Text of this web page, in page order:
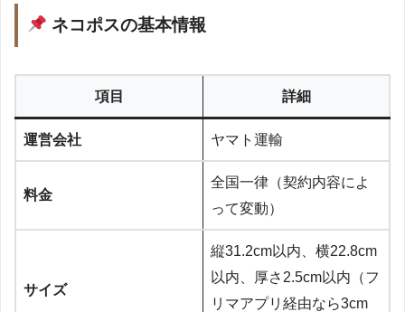
ネコポスの基本情報
項目 詳細
運営会社 ヤマト運輸
料金
全国一律（契約内容によ
って変動）
サイズ
縦31.2cm以内、横22.8cm
以内、厚さ2.5cm以内（フ
リマアプリ経由なら3cm